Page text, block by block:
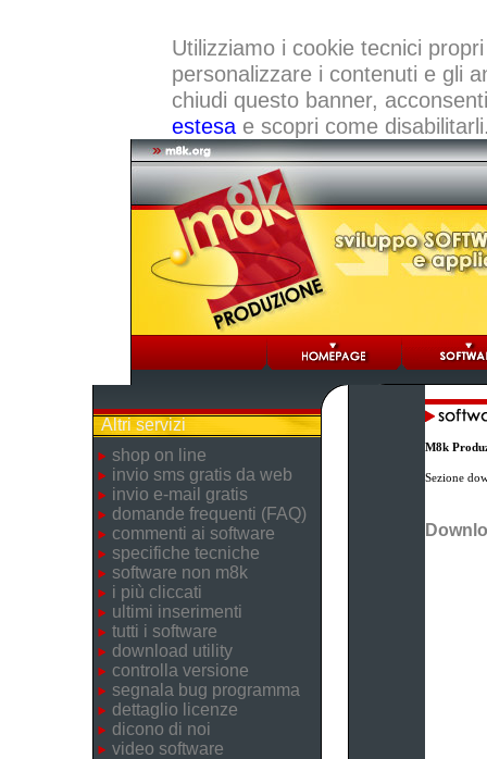
Utilizziamo i cookie tecnici
personalizzare i contenuti e gli
chiudi questo banner,
estesae scopri come
Altri servizi
shop on line
invio sms gratis da web
invio e-mail gratis
domande frequenti (FAQ)
commenti ai software
specifiche tecniche
software non m8k
i più cliccati
ultimi inserimenti
tutti i software
download utility
controlla versione
segnala bug programma
dettaglio licenze
dicono di noi
video software
M8k
Sezione